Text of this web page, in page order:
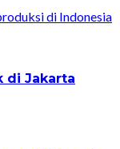
di Jakarta